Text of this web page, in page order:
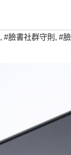
, #臉書社群守則 , #